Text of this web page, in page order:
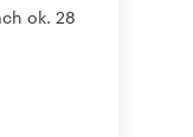
ok. 28